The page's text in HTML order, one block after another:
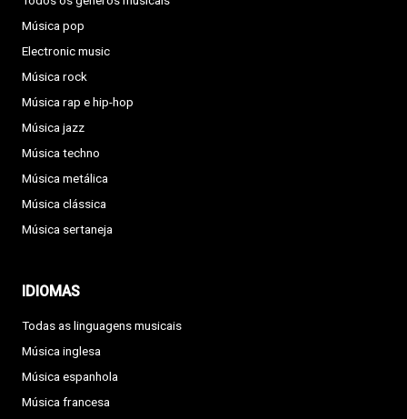
Música pop
Electronic music
Música rock
Música rap e hip-hop
Música jazz
Música techno
Música metálica
Música clássica
Música sertaneja
IDIOMAS
Todas as linguagens musicais
Música inglesa
Música espanhola
Música francesa